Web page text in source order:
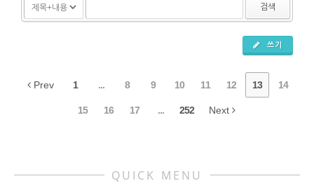
검색
쓰기
Prev 1 ... 8 9 10 11 12 13 14
15 16 17 ... 252 Next
QUICK MENU